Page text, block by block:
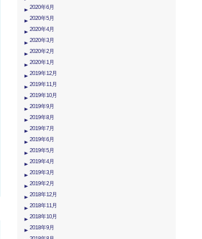
2020年6月
2020年5月
2020年4月
2020年3月
2020年2月
2020年1月
2019年12月
2019年11月
2019年10月
2019年9月
2019年8月
2019年7月
2019年6月
2019年5月
2019年4月
2019年3月
2019年2月
2018年12月
2018年11月
2018年10月
2018年9月